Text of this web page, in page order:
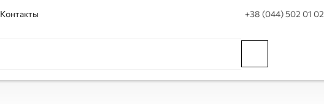
Контакты +38 (044) 502 01 02